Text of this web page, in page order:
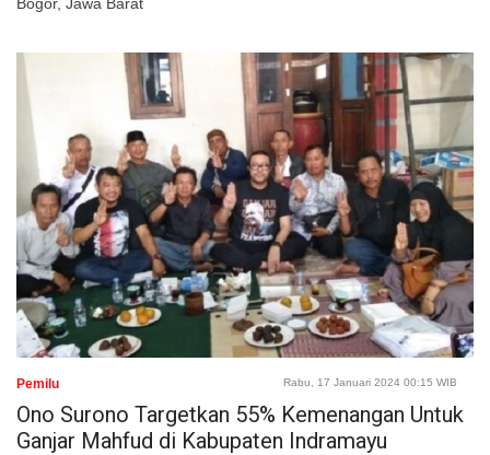
Pemilu Rabu, 17 Januari 2024 00:15 WIB
Ono Surono Targetkan 55% Kemenangan Untuk
Ganjar Mahfud di Kabupaten Indramayu